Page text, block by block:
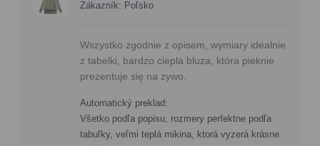
Zákazník: Poľsko
Wszystko zgodnie z opisem, wymiary idealnie
z tabelki, bardzo ciepla bluza, która pieknie
prezentuje się na zywo.
Automatický preklad:
Všetko podľa popisu, rozmery perfektne podľa
tabuľky, veľmi teplá mikina, ktorá vyzerá krásne